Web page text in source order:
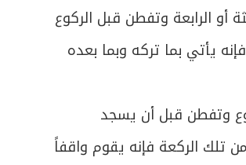
أو الرابعة وتفطن قبل الركوع
يأتي بما تركه وبما بعده
وتفطن قبل أن يسجد
تلك الركعة فإنه يقوم واقفاً